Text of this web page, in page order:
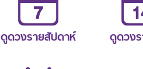
ดูดวงรายสัปดาห์ ดูดวง